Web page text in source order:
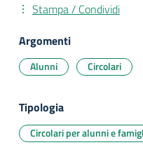
Stampa / Condividi
Argomenti
Alunni Circolari
Tipologia
Circolari per alunni e